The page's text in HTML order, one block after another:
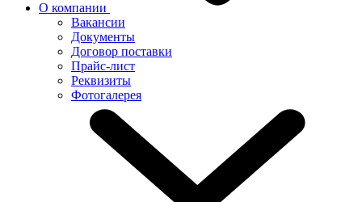
О компании
Вакансии
Документы
Договор поставки
Прайс-лист
Реквизиты
Фотогалерея